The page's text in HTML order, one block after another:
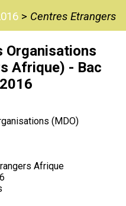
> Centres Etrangers
Organisations
Afrique) - Bac
(MDO)
Afrique